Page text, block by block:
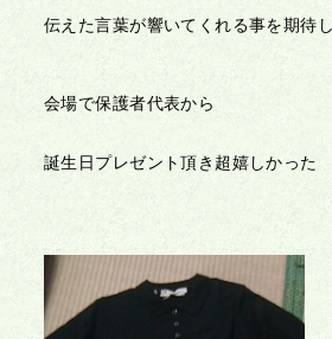
伝えた言葉が響いてくれる事を期待
会場で保護者代表から
誕生日プレゼント頂き超嬉しかった